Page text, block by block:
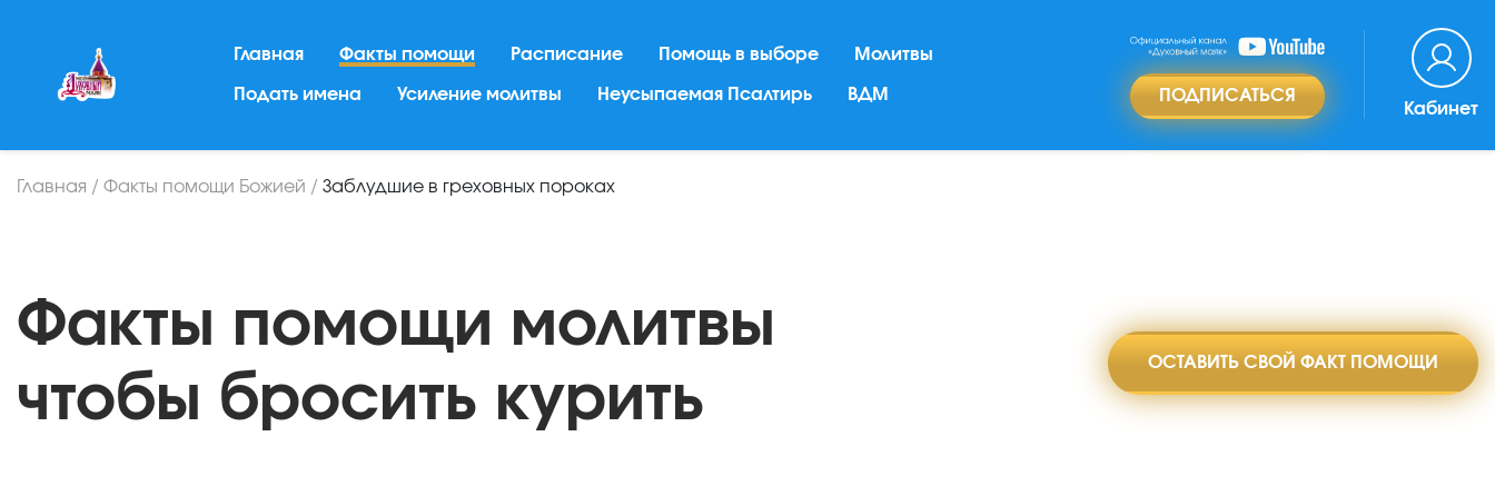
Главная Факты помощи Расписание Помощь в выборе Молитвы
Подать имена Усиление молитвы Неусыпаемая Псалтирь ВДМ ПОДПИСАТЬСЯ
Кабинет
Главная / Факты помощи Божией / Заблудшие в греховных пороках
Факты помощи молитвы
чтобы бросить курить
ОСТАВИТЬ СВОЙ ФАКТ ПОМОЩИ